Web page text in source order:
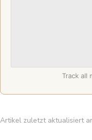
Track all
Artikel zuletzt aktualisiert